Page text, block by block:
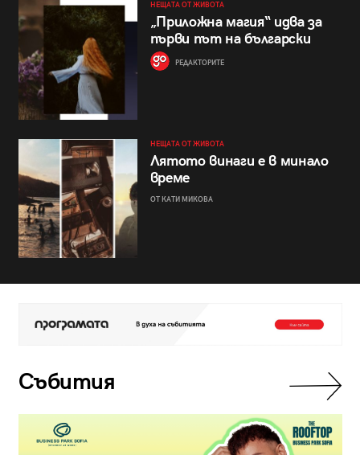
НЕЩАТА ОТ ЖИВОТА
„Приложна магия“ идва за
първи път на български
РЕДАКТОРИТЕ
НЕЩАТА ОТ ЖИВОТА
Лятото винаги е в минало
време
ОТ КАТИ МИКОВА
Събития